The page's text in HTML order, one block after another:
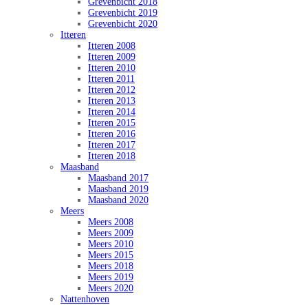
Grevenbicht 2019
Grevenbicht 2020
Itteren
Itteren 2008
Itteren 2009
Itteren 2010
Itteren 2011
Itteren 2012
Itteren 2013
Itteren 2014
Itteren 2015
Itteren 2016
Itteren 2017
Itteren 2018
Maasband
Maasband 2017
Maasband 2019
Maasband 2020
Meers
Meers 2008
Meers 2009
Meers 2010
Meers 2015
Meers 2018
Meers 2019
Meers 2020
Nattenhoven